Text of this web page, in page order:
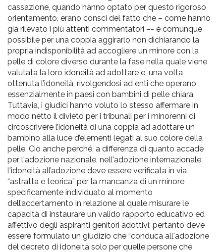
cassazione, quando hanno optato per questo rigoroso
orientamento, erano consci del fatto che – come hanno
già rilevato i più attenti commentatori –- è comunque
possibile per una coppia aggirarlo non dichiarando la
propria indisponibilità ad accogliere un minore con la
pelle di colore diverso durante la fase nella quale viene
valutata la loro idoneità ad adottare e, una volta
ottenuta l’idoneità, rivolgendosi ad enti che operano
essenzialmente in paesi con bambini di pelle chiara.
Tuttavia, i giudici hanno voluto lo stesso affermare in
modo netto il divieto per i tribunali per i minorenni di
circoscrivere l’idoneità di una coppia ad adottare un
bambino alla luce d’elementi legati al suo colore della
pelle. Ciò anche perché, a differenza di quanto accade
per l'adozione nazionale, nell'adozione internazionale
l'idoneità all’adozione deve essere verificata in via
“astratta e teorica” per la mancanza di un minore
specificamente individuato al momento
dell’accertamento in relazione al quale misurare le
capacità di instaurare un valido rapporto educativo ed
affettivo degli aspiranti genitori adottivi; pertanto deve
essere formulato un giudizio che “conduca all'adozione
del decreto di idoneità solo per quelle persone che